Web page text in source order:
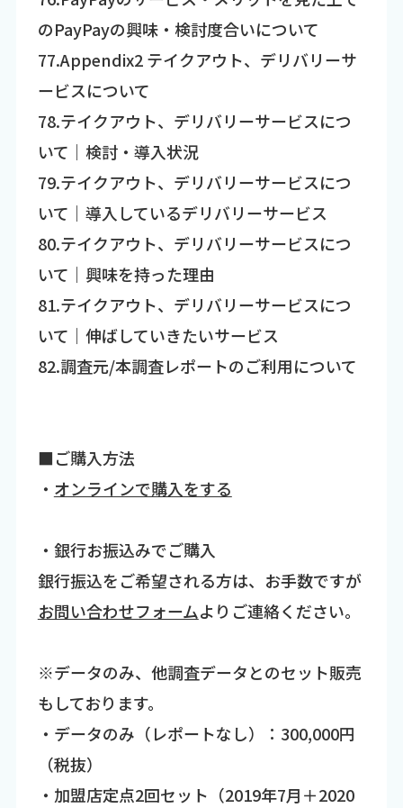
のPayPayの興味・検討度合いについて
77.Appendix2 テイクアウト、デリバリーサ
ービスについて
78.テイクアウト、デリバリーサービスにつ
いて｜検討・導入状況
79.テイクアウト、デリバリーサービスにつ
いて｜導入しているデリバリーサービス
80.テイクアウト、デリバリーサービスにつ
いて｜興味を持った理由
81.テイクアウト、デリバリーサービスにつ
いて｜伸ばしていきたいサービス
82.調査元/本調査レポートのご利用について
■ご購入方法
・ オンラインで購入をする
・銀行お振込みでご購入
銀行振込をご希望される方は、お手数ですが
お問い合わせフォームよりご連絡ください。
※データのみ、他調査データとのセット販売
もしております。
・データのみ（レポートなし）：300,000円
（税抜）
・加盟店定点2回セット（2019年7月＋2020